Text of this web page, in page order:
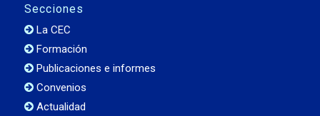
Secciones
La CEC
Formación
Publicaciones e informes
Convenios
Actualidad